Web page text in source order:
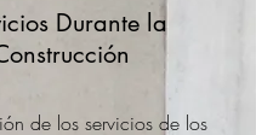
Durante la
de los servicios de los